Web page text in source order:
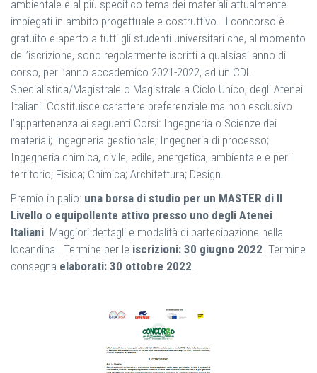
ambientale e al più specifico tema dei materiali attualmente
impiegati in ambito progettuale e costruttivo. Il concorso è
gratuito e aperto a tutti gli studenti universitari che, al momento
dell’iscrizione, sono regolarmente iscritti a qualsiasi anno di
corso, per l’anno accademico 2021-2022, ad un CDL
Specialistica/Magistrale o Magistrale a Ciclo Unico, degli Atenei
Italiani. Costituisce carattere preferenziale ma non esclusivo
l’appartenenza ai seguenti Corsi: Ingegneria o Scienze dei
materiali; Ingegneria gestionale; Ingegneria di processo;
Ingegneria chimica, civile, edile, energetica, ambientale e per il
territorio; Fisica; Chimica; Architettura; Design.
Premio in palio: una borsa di studio per un MASTER di II
Livello o equipollente attivo presso uno degli Atenei
Italiani. Maggiori dettagli e modalità di partecipazione nella
locandina . Termine per le iscrizioni: 30 giugno 2022. Termine
consegna elaborati: 30 ottobre 2022.